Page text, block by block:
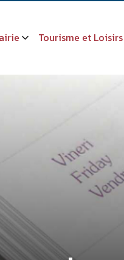
Tourisme et Loisirs